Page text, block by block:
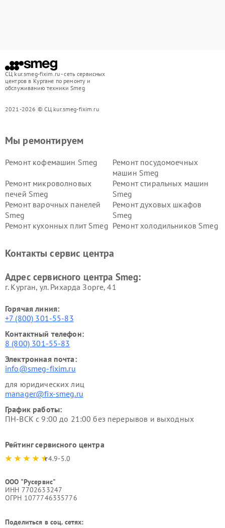
СЦ kur.smeg-fixim.ru - сеть сервисных
центров в Кургане по ремонту и
обслуживанию техники Smeg
2021-2026 © СЦ kur.smeg-fixim.ru
Мы ремонтируем
Ремонт кофемашин Smeg
Ремонт посудомоечных
машин Smeg
Ремонт микроволновых
печей Smeg
Ремонт стиральных машин
Smeg
Ремонт варочных панелей
Smeg
Ремонт духовых шкафов
Smeg
Ремонт кухонных плит Smeg Ремонт холодильников Smeg
Контакты сервис центра
Адрес сервисного центра Smeg:
г. Курган, ул. Рихарда Зорге, 41
Горячая линия:
+7 (800) 301-55-83
Контактный телефон:
8 (800) 301-55-83
Электронная почта:
info@smeg-fixim.ru
для юридических лиц
manager@fix-smeg.ru
График работы:
ПН-ВСК с 9:00 до 21:00 без перерывов и выходных
Рейтинг сервисного центра
4.9-5.0
ООО "Русервис"
ИНН 7702633247
ОГРН 1077746335776
Поделиться в соц. сетях: